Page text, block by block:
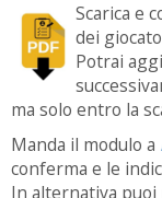
Scarica e
dei
Potrai
ma solo entro la
Manda il modulo a
conferma e le
In alternativa puoi